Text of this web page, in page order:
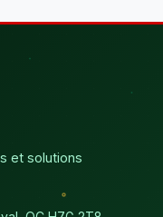
et solutions